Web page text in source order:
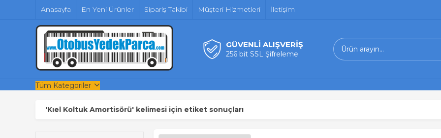
Anasayfa En Yeni Ürünler Sipariş Takibi Müşteri Hizmetleri İletişim
GÜVENLİ ALIŞVERİŞ
256 bit SSL Şifreleme
Tüm Kategoriler
'Kıel Koltuk Amortisörü' kelimesi için etiket sonuçları